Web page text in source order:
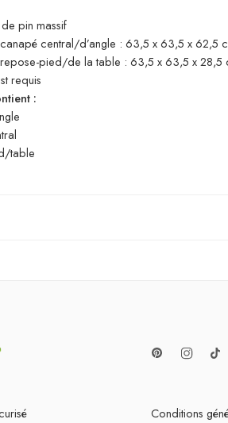
pin massif
central/d’angle : 63,5 x 63,5 x 62,5
pied/de la table : 63,5 x 63,5 x 28,5
requis
:
table
Conditions